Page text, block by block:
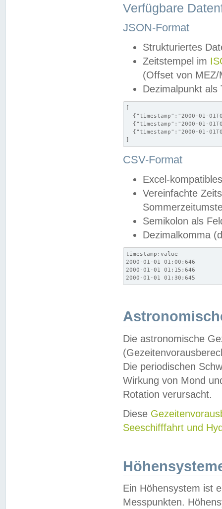
Verfügbare
JSON-Format
Strukturiertes
Zeitstempel im
(Offset von MEZ/
Dezimalpunkt als
[
{"timestamp":"2000-01-
{"timestamp":"2000-01-
{"timestamp":"2000-01-
]
CSV-Format
Excel-
Vereinfachte
Semikolon als
Dezimalkomma
timestamp;value
2000-01-01 01:00;646
2000-01-01 01:15;646
2000-01-01 01:30;645
Die astronomische
Die periodischen
Wirkung von Mond
Rotation verursacht.
Diese
Seeschifffahrt und
Ein Höhensystem ist
Messpunkten.